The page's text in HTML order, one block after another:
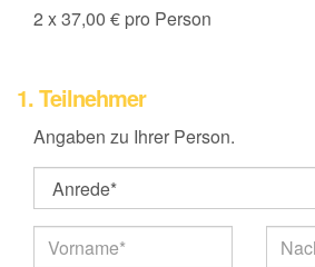
2 x 37,00 € pro Person
1. Teilnehmer
Angaben zu Ihrer Person.